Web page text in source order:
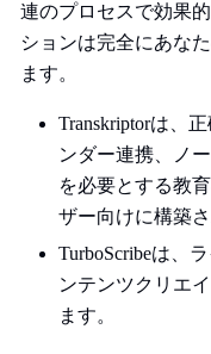
連のプロセスで効果
ションは完全にあな
ます。
Transkriptorは、
ンダー連携、ノ
を必要とする教
ザー向けに構築さ
TurboScribeは、
ンテンツクリエ
ます。